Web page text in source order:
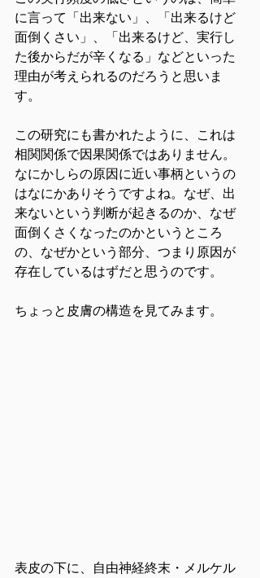
に言って「出来ない」、「出来るけど
面倒くさい」、「出来るけど、実行し
た後からだが辛くなる」などといった
理由が考えられるのだろうと思いま
す。
この研究にも書かれたように、これは
相関関係で因果関係ではありません。
なにかしらの原因に近い事柄というの
はなにかありそうですよね。なぜ、出
来ないという判断が起きるのか、なぜ
面倒くさくなったのかというところ
の、なぜかという部分、つまり原因が
存在しているはずだと思うのです。
ちょっと皮膚の構造を見てみます。
表皮の下に、自由神経終末・メルケル